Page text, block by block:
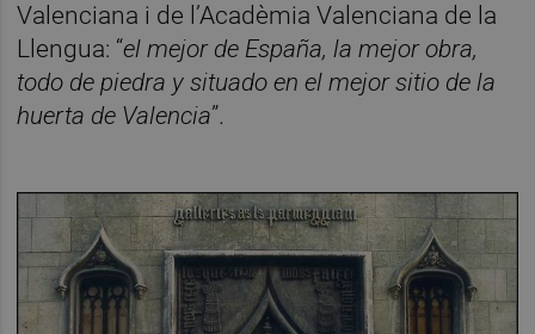
Valenciana i de l’Acadèmia Valenciana de la
Llengua: “el mejor de España, la mejor obra,
todo de piedra y situado en el mejor sitio de la
huerta de Valencia”.